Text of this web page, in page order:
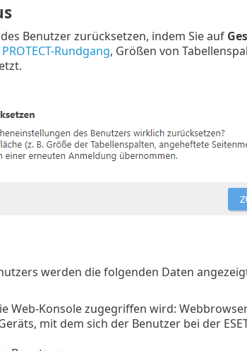
Benutzer zurücksetzen, indem Sie auf
PROTECT-Rundgang, Größen von
werden die folgenden Daten
Web-Konsole zugegriffen wird:
mit dem sich der Benutzer bei der